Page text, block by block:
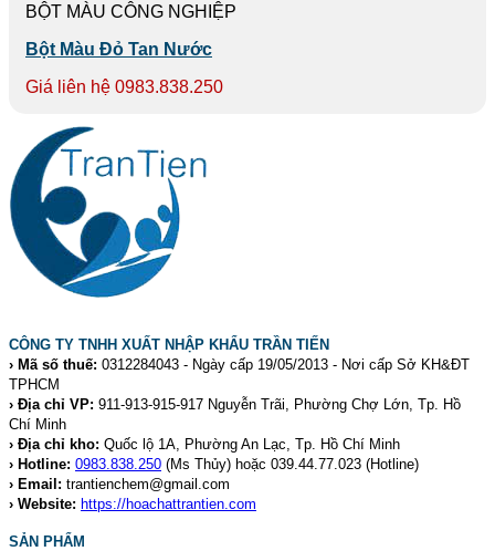
BỘT MÀU CÔNG NGHIỆP
Bột Màu Đỏ Tan Nước
Giá liên hệ 0983.838.250
CÔNG TY TNHH XUẤT NHẬP KHẨU TRẦN TIẾN
› Mã số thuế: 0312284043 - Ngày cấp 19/05/2013 - Nơi cấp Sở KH&ĐT
TPHCM
› Địa chỉ VP: 911-913-915-917 Nguyễn Trãi, Phường Chợ Lớn, Tp. Hồ
Chí Minh
› Địa chỉ kho: Quốc lộ 1A, Phường An Lạc, Tp. Hồ Chí Minh
› Hotline: 0983.838.250 (Ms Thủy) hoặc 039.44.77.023 (Hotline)
› Email: trantienchem@gmail.com
› Website: https://hoachattrantien.com
SẢN PHẨM